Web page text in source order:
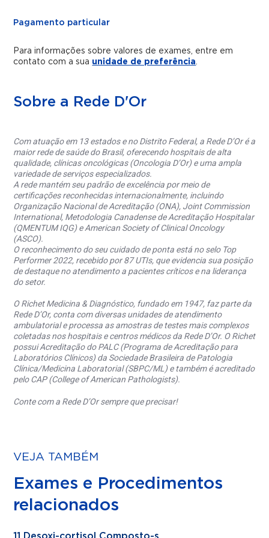
Pagamento particular
Para informações sobre valores de exames, entre em
contato com a sua unidade de preferência.
Sobre a Rede D'Or
Com atuação em 13 estados e no Distrito Federal, a Rede D’Or é a
maior rede de saúde do Brasil, oferecendo hospitais de alta
qualidade, clínicas oncológicas (Oncologia D’Or) e uma ampla
variedade de serviços especializados.
A rede mantém seu padrão de excelência por meio de
certificações reconhecidas internacionalmente, incluindo
Organização Nacional de Acreditação (ONA), Joint Commission
International, Metodologia Canadense de Acreditação Hospitalar
(QMENTUM IQG) e American Society of Clinical Oncology
(ASCO).
O reconhecimento do seu cuidado de ponta está no selo Top
Performer 2022, recebido por 87 UTIs, que evidencia sua posição
de destaque no atendimento a pacientes críticos e na liderança
do setor.
O Richet Medicina & Diagnóstico, fundado em 1947, faz parte da
Rede D’Or, conta com diversas unidades de atendimento
ambulatorial e processa as amostras de testes mais complexos
coletadas nos hospitais e centros médicos da Rede D’Or. O Richet
possui Acreditação do PALC (Programa de Acreditação para
Laboratórios Clínicos) da Sociedade Brasileira de Patologia
Clínica/Medicina Laboratorial (SBPC/ML) e também é acreditado
pelo CAP (College of American Pathologists).
Conte com a Rede D’Or sempre que precisar!
VEJA TAMBÉM
Exames e Procedimentos
relacionados
11 Desoxi-cortisol Composto-s